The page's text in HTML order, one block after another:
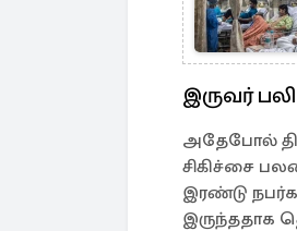
இருவர் பலி
அதேபோல்
சிகிச்சை
இரண்டு
இருந்ததாக